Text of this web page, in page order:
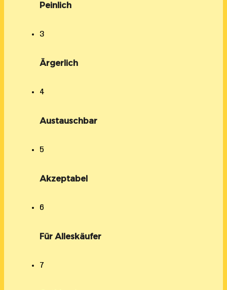
Peinlich
3
Ärgerlich
4
Austauschbar
5
Akzeptabel
6
Für Alleskäufer
7